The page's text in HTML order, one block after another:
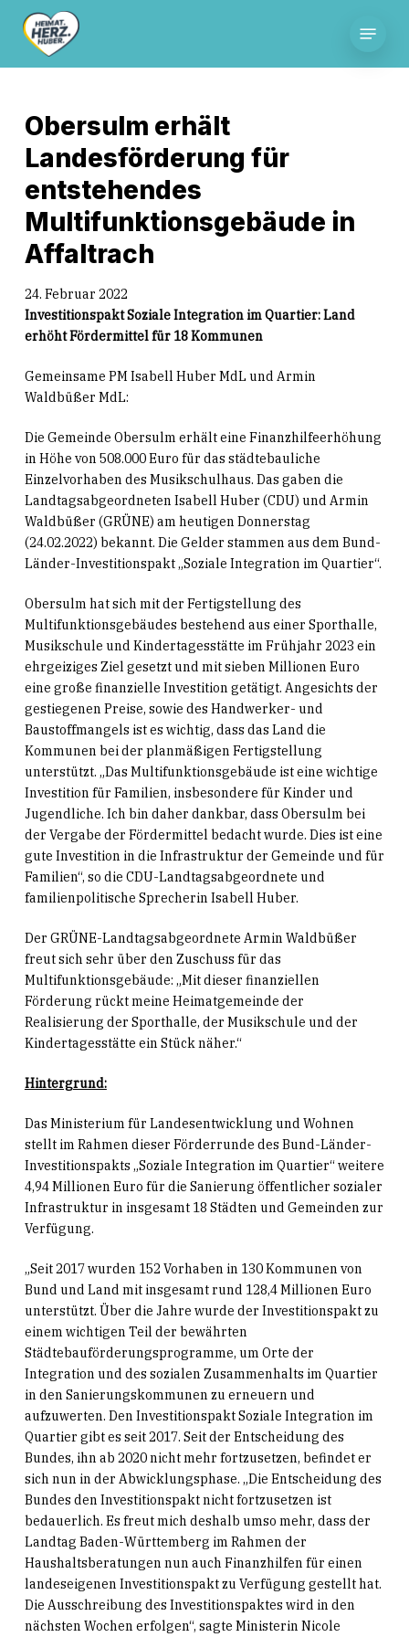
content
Obersulm erhält
Landesförderung für
entstehendes
Multifunktionsgebäude in
Affaltrach
24. Februar 2022
Investitionspakt Soziale Integration im Quartier: Land
erhöht Fördermittel für 18 Kommunen
Gemeinsame PM Isabell Huber MdL und Armin
Waldbüßer MdL:
Die Gemeinde Obersulm erhält eine Finanzhilfeerhöhung
in Höhe von 508.000 Euro für das städtebauliche
Einzelvorhaben des Musikschulhaus. Das gaben die
Landtagsabgeordneten Isabell Huber (CDU) und Armin
Waldbüßer (GRÜNE) am heutigen Donnerstag
(24.02.2022) bekannt. Die Gelder stammen aus dem Bund-
Länder-Investitionspakt „Soziale Integration im Quartier“.
Obersulm hat sich mit der Fertigstellung des
Multifunktionsgebäudes bestehend aus einer Sporthalle,
Musikschule und Kindertagesstätte im Frühjahr 2023 ein
ehrgeiziges Ziel gesetzt und mit sieben Millionen Euro
eine große finanzielle Investition getätigt. Angesichts der
gestiegenen Preise, sowie des Handwerker- und
Baustoffmangels ist es wichtig, dass das Land die
Kommunen bei der planmäßigen Fertigstellung
unterstützt. „Das Multifunktionsgebäude ist eine wichtige
Investition für Familien, insbesondere für Kinder und
Jugendliche. Ich bin daher dankbar, dass Obersulm bei
der Vergabe der Fördermittel bedacht wurde. Dies ist eine
gute Investition in die Infrastruktur der Gemeinde und für
Familien“, so die CDU-Landtagsabgeordnete und
familienpolitische Sprecherin Isabell Huber.
Der GRÜNE-Landtagsabgeordnete Armin Waldbüßer
freut sich sehr über den Zuschuss für das
Multifunktionsgebäude: „Mit dieser finanziellen
Förderung rückt meine Heimatgemeinde der
Realisierung der Sporthalle, der Musikschule und der
Kindertagesstätte ein Stück näher.“
Hintergrund:
Das Ministerium für Landesentwicklung und Wohnen
stellt im Rahmen dieser Förderrunde des Bund-Länder-
Investitionspakts „Soziale Integration im Quartier“ weitere
4,94 Millionen Euro für die Sanierung öffentlicher sozialer
Infrastruktur in insgesamt 18 Städten und Gemeinden zur
Verfügung.
„Seit 2017 wurden 152 Vorhaben in 130 Kommunen von
Bund und Land mit insgesamt rund 128,4 Millionen Euro
unterstützt. Über die Jahre wurde der Investitionspakt zu
einem wichtigen Teil der bewährten
Städtebauförderungsprogramme, um Orte der
Integration und des sozialen Zusammenhalts im Quartier
in den Sanierungskommunen zu erneuern und
aufzuwerten. Den Investitionspakt Soziale Integration im
Quartier gibt es seit 2017. Seit der Entscheidung des
Bundes, ihn ab 2020 nicht mehr fortzusetzen, befindet er
sich nun in der Abwicklungsphase. „Die Entscheidung des
Bundes den Investitionspakt nicht fortzusetzen ist
bedauerlich. Es freut mich deshalb umso mehr, dass der
Landtag Baden-Württemberg im Rahmen der
Haushaltsberatungen nun auch Finanzhilfen für einen
landeseigenen Investitionspakt zu Verfügung gestellt hat.
Die Ausschreibung des Investitionspaktes wird in den
nächsten Wochen erfolgen“, sagte Ministerin Nicole